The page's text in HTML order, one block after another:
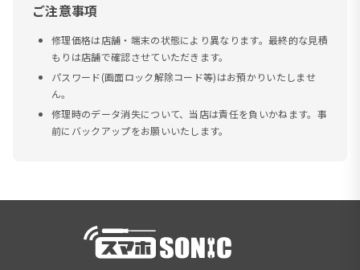
ご注意事項
修理価格は店舗・端末の状態により異なります。最終的な見積
もりは店舗で確認させていただきます。
パスワード(画面ロック解除コード等)はお預かりいたしませ
ん。
修理時のデータ消失について、当店は責任を負いかねます。事
前にバックアップをお願いいたします。